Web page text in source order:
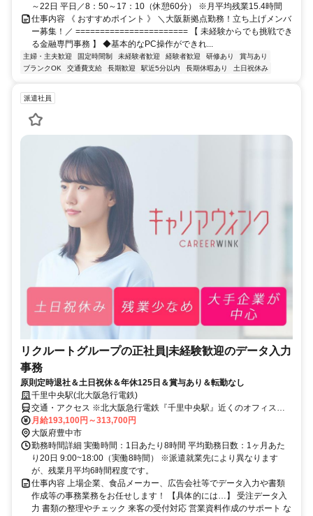
～22日 平日／8：50～17：10（休憩60分） ※月平均残業15.4時間
仕事内容 《 おすすめポイント 》 ＼大阪新拠点勤務！立ち上げメンバ
ー募集！／ ======================= 【 未経験からでも挑戦でき
る金融専門事務 】 ◆基本的なPC操作ができれ...
主婦・主夫歓迎 固定時間制 未経験者歓迎 経験者歓迎 研修あり
賞与あり
ブランクOK
交通費支給 長期歓迎 駅近5分以内 長期休暇あり 土日祝休み
派遣社員
リクルートグループの正社員|未経験歓迎のデータ入力
事務
原則定時退社＆土日祝休＆年休125日＆賞与あり＆転勤なし
千里中央駅(北大阪急行電鉄)
交通・アクセス ※北大阪急行電鉄『千里中央駅』近くのオフィスビ
ルでの勤務となります
月給193,100円～313,700円
大阪府豊中市
勤務時間詳細 実働時間：1日あたり8時間 平均勤務日数：1ヶ月あた
り20日 9:00~18:00（実働8時間） ※派遣就業先により異なります
が、残業月平均6時間程度です。
仕事内容 上場企業、食品メーカー、広告会社等でデータ入力や書類
作成等の事務業務をお任せします！ 【具体的には…】 受注データ入
力 書類の整理やチェック 来客の受付対応 営業資料作成のサポート な